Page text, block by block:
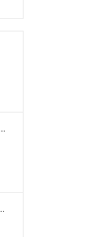
Micro Có Công Tắc